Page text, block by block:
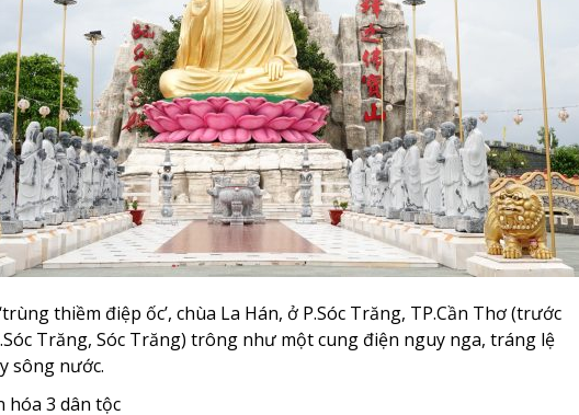
thiềm điệp ốc’, chùa La Hán, ở P.Sóc Trăng, TP.Cần Thơ (trước
Trăng, Sóc Trăng) trông như một cung điện nguy nga, tráng lệ
sông nước.
hóa 3 dân tộc